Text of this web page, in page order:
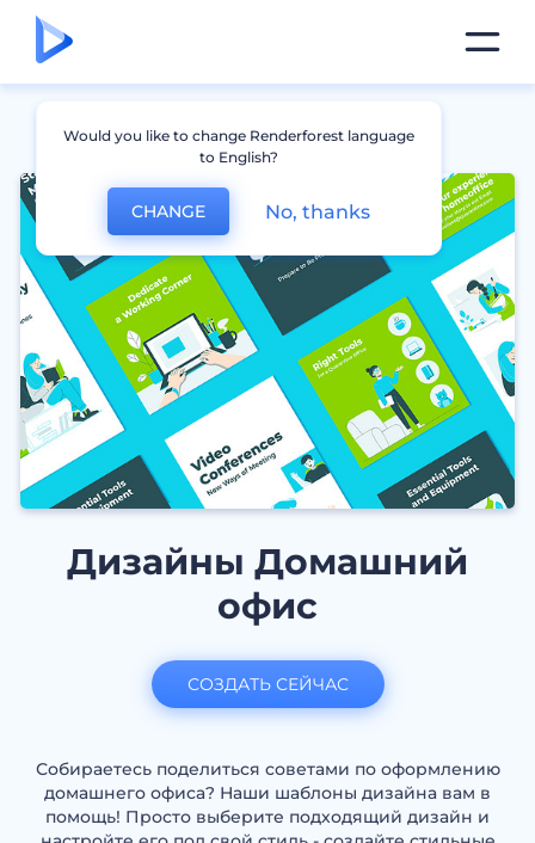
Дизайны Домашний
офис
Собираетесь поделиться советами по оформлению
домашнего офиса? Наши шаблоны дизайна вам в
помощь! Просто выберите подходящий дизайн и
СОЗДАТЬ СЕЙЧАС
Would you like to change Renderforest language
to English?
CHANGE No, thanks